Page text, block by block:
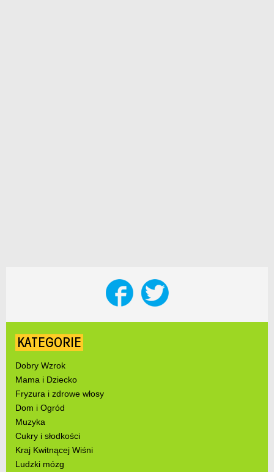
KATEGORIE
Dobry Wzrok
Mama i Dziecko
Fryzura i zdrowe włosy
Dom i Ogród
Muzyka
Cukry i słodkości
Kraj Kwitnącej Wiśni
Ludzki mózg